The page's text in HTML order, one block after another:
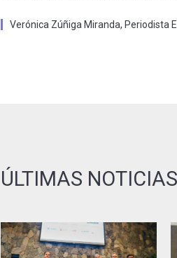
Verónica Zúñiga Miranda, Periodista
ÚLTIMAS NOTICIAS